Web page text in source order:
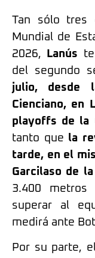
Tan sólo tres
Mundial de
2026,
Lanús
del segundo
julio, desde
Cienciano, en
playoffs de la
tanto que la
tarde, en el
Garcilaso de la
3.400
superar al
medirá ante
Por su parte,